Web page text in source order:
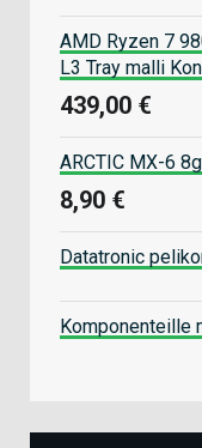
AMD Ryzen 7
L3 Tray malli
439,00 €
ARCTIC MX-6
8,90 €
Datatronic
Komponenteille